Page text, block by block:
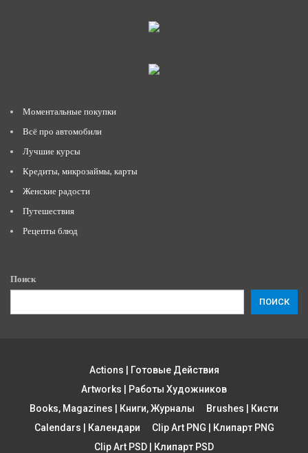
Моментальные покупки
Всё про автомобили
Лучшие курсы
Кредиты, микрозаймы, карты
Женские радости
Путешествия
Рецепты блюд
Поиск
ПОИСК
Actions | Готовые Действия
Artworks | Работы Художников
Books, Magazines | Книги, Журналы
Brushes | Кисти
Calendars | Календари
Clip Art PNG | Клипарт PNG
Clip Art PSD | Клипарт PSD